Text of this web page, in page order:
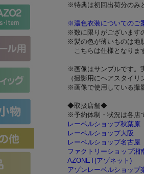
※特典は初回出荷分のみ
※濃色衣装についてのご
※数に限りがございます
※髪の色が薄いものは地
こちらは仕様となりま
※画像はサンプルです。
（撮影用にヘアスタイリ
※画像で使用している撮
◆取扱店舗◆
※予約体制・状況は各店
レーベルショップ秋葉原
レーベルショップ大阪
レーベルショップ名古屋
ファクトリーショップ湘
AZONET(アゾネット)
アゾンレーベルショップ